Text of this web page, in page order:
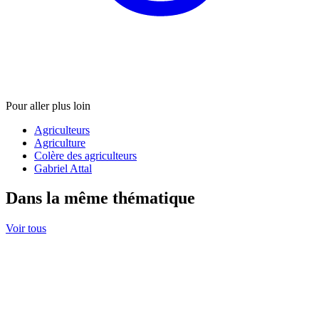
Pour aller plus loin
Agriculteurs
Agriculture
Colère des agriculteurs
Gabriel Attal
Dans la même thématique
Voir tous